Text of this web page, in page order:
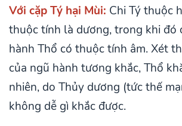
Với cặp Tý hại Mùi: Chi Tý thuộc
thuộc tính là dương, trong khi đó
hành Thổ có thuộc tính âm. Xét
của ngũ hành tương khắc, Thổ
nhiên, do Thủy dương (tức thế
không dễ gì khắc được.